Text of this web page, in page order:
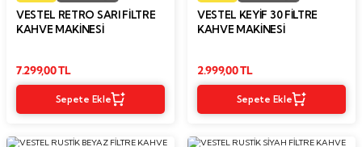
VESTEL RETRO SARI FİLTRE
KAHVE MAKİNESİ
7.299,00 TL
Sepete Ekle
VESTEL KEYIF 30 FILTRE
KAHVE MAKINESI
2.999,00 TL
Sepete Ekle